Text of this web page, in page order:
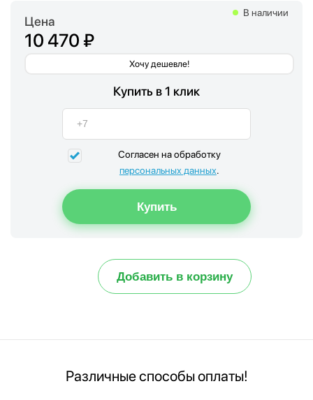
Цена
10 470 ₽
Хочу дешевле!
В наличии
Купить в 1 клик
Согласен на обработку
персональных данных.
Добавить в корзину
Различные способы оплаты!